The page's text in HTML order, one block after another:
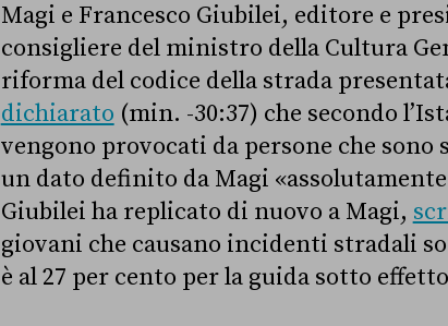
Magi e Francesco Giubilei, editore e
consigliere del ministro della Cultura
riforma del codice della strada
dichiarato (min. -30:37) che secondo
vengono provocati da persone che
un dato definito da Magi
Giubilei ha replicato di nuovo a Magi,
giovani che causano incidenti stradali
è al 27 per cento per la guida sotto